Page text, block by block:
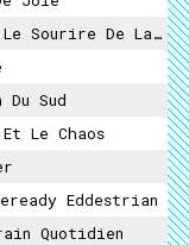
Sourire De La Joconde
Sud
Le Chaos
Eddestrian
Quotidien